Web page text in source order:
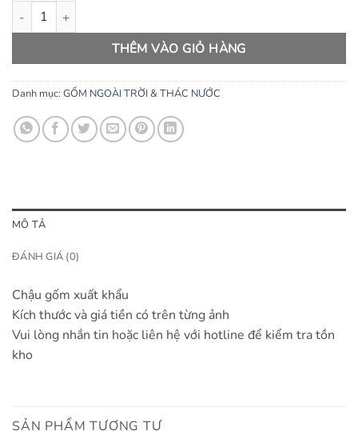
Chậu men chà thủ công tone xanh dương dáng vintage số lượng
THÊM VÀO GIỎ HÀNG
Danh mục: GỐM NGOÀI TRỜI & THÁC NƯỚC
MÔ TẢ
ĐÁNH GIÁ (0)
Chậu gốm xuất khẩu
Kích thước và giá tiền có trên từng ảnh
Vui lòng nhắn tin hoặc liên hệ với hotline để kiểm tra tồn
kho
SẢN PHẨM TƯƠNG TỰ